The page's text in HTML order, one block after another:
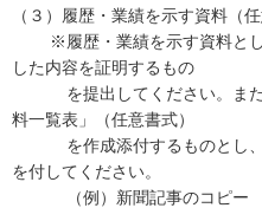
（３）履歴・業績を示す資料（
※履歴・業績を示す資料とし
した内容を証明するもの
を提出してください。また
料一覧表」（任意書式）
を作成添付するものとし、
を付してください。
（例）新聞記事のコピー